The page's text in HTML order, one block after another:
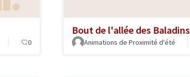
0
Bout de l'allée des Baladins
Animations de Proximité d'été